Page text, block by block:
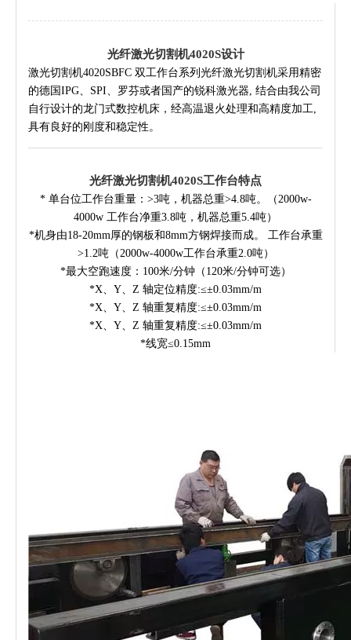
光纤激光切割机4020S设计
激光切割机4020SBFC 双工作台系列光纤激光切割机采用精密
的德国IPG、SPI、罗芬或者国产的锐科激光器, 结合由我公司
自行设计的龙门式数控机床，经高温退火处理和高精度加工,
具有良好的刚度和稳定性。
光纤激光切割机4020S工作台特点
* 单台位工作台重量：>3吨，机器总重>4.8吨。（2000w-
4000w 工作台净重3.8吨，机器总重5.4吨）
*机身由18-20mm厚的钢板和8mm方钢焊接而成。 工作台承重
>1.2吨（2000w-4000w工作台承重2.0吨）
*最大空跑速度：100米/分钟（120米/分钟可选）
*X、Y、Z 轴定位精度:≤±0.03mm/m
*X、Y、Z 轴重复精度:≤±0.03mm/m
*X、Y、Z 轴重复精度:≤±0.03mm/m
*线宽≤0.15mm